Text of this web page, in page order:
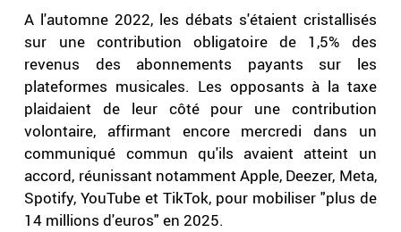
A l'automne 2022, les débats s'étaient cristallisés
sur une contribution obligatoire de 1,5% des
revenus des abonnements payants sur les
plateformes musicales. Les opposants à la taxe
plaidaient de leur côté pour une contribution
volontaire, affirmant encore mercredi dans un
communiqué commun qu'ils avaient atteint un
accord, réunissant notamment Apple, Deezer, Meta,
Spotify, YouTube et TikTok, pour mobiliser "plus de
14 millions d'euros" en 2025.